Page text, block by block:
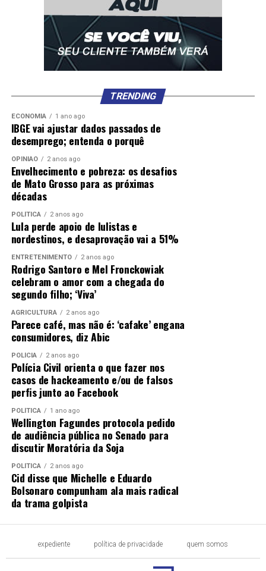
TRENDING
ECONOMIA 1 ano ago
IBGE vai ajustar dados passados de
desemprego; entenda o porquê
OPINIÃO 2 anos ago
Envelhecimento e pobreza: os desafios
de Mato Grosso para as próximas
décadas
POLÍTICA 2 anos ago
Lula perde apoio de lulistas e
nordestinos, e desaprovação vai a 51%
ENTRETENIMENTO 2 anos ago
Rodrigo Santoro e Mel Fronckowiak
celebram o amor com a chegada do
segundo filho; ‘Viva’
AGRICULTURA 2 anos ago
Parece café, mas não é: ‘cafake’ engana
consumidores, diz Abic
POLÍCIA 2 anos ago
Polícia Civil orienta o que fazer nos
casos de hackeamento e/ou de falsos
perfis junto ao Facebook
POLÍTICA 1 ano ago
Wellington Fagundes protocola pedido
de audiência pública no Senado para
discutir Moratória da Soja
POLÍTICA 2 anos ago
Cid disse que Michelle e Eduardo
Bolsonaro compunham ala mais radical
da trama golpista
expediente política de privacidade quem somos